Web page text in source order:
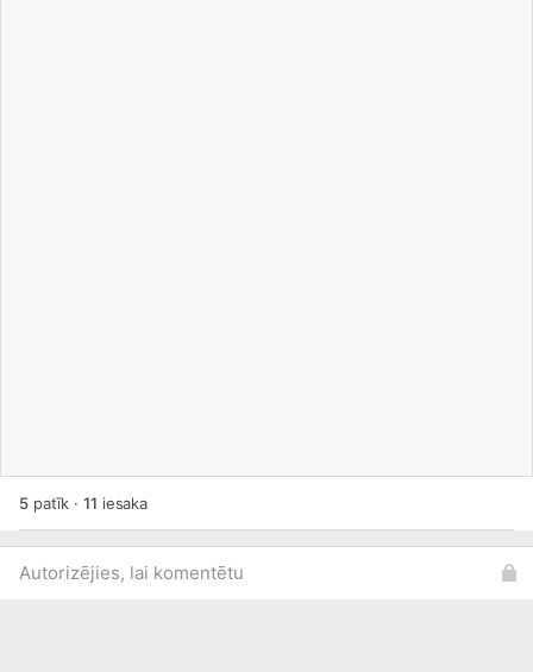
5patīk ·11 iesaka
Autorizējies, lai komentētu